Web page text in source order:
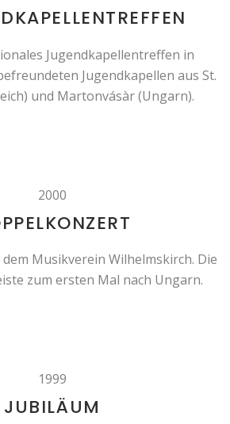
Jugendkapellentreffen in
Jugendkapellen aus St.
und Martonvásàr (Ungarn).
2000
Musikverein Wilhelmskirch. Die
zum ersten Mal nach Ungarn.
1999
JUBILÄUM